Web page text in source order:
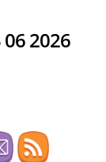
06 2026